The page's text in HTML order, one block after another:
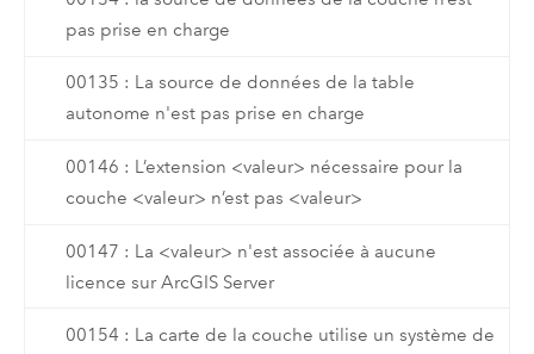
pas prise en charge
00135 : La source de données de la table
autonome n'est pas prise en charge
00146 : L’extension <valeur> nécessaire pour la
couche <valeur> n’est pas <valeur>
00147 : La <valeur> n'est associée à aucune
licence sur ArcGIS Server
00154 : La carte de la couche utilise un système de